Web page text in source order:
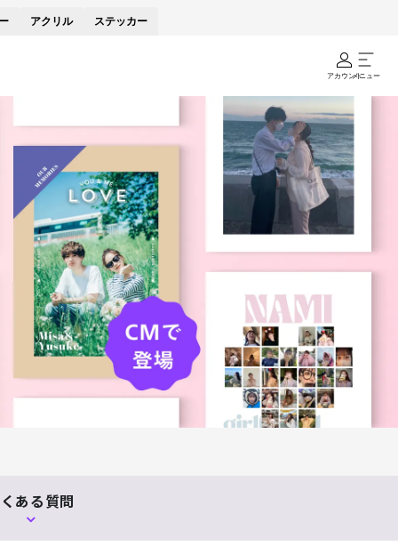
アクリル ステッカー
アカウントメニュー
ある質問